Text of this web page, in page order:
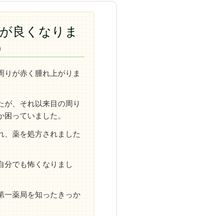
良くなりま
りが赤く腫れ上がりま
が、それ以来目の周り
っていました。
、薬を処方されました
分でも怖くなりまし
一薬局を知ったきっか